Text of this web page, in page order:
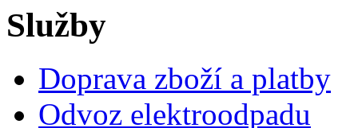
Služby
Doprava zboží a platby
Odvoz elektroodpadu